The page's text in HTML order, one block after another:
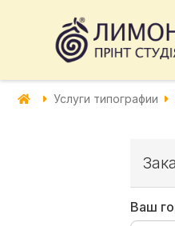
Услуги типографии
Ваш